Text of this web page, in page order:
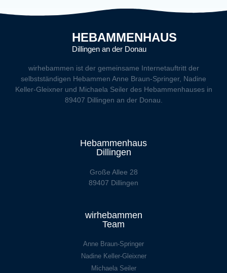
HEBAMMENHAUS
Dillingen an der Donau
wirhebammen ist der gemeinsame Internetauftritt der
selbstständigen Hebammen Anne Braun-Springer, Nadine
Keller-Gleixner und Michaela Seiler des Hebammenhauses in
89407 Dillingen an der Donau.
Hebammenhaus
Dillingen
Große Allee 28
89407 Dillingen
wirhebammen
Team
Anne Braun-Springer
Nadine Keller-Gleixner
Michaela Seiler